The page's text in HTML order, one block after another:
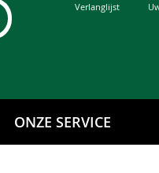
Verlanglijst
ONZE SERVICE